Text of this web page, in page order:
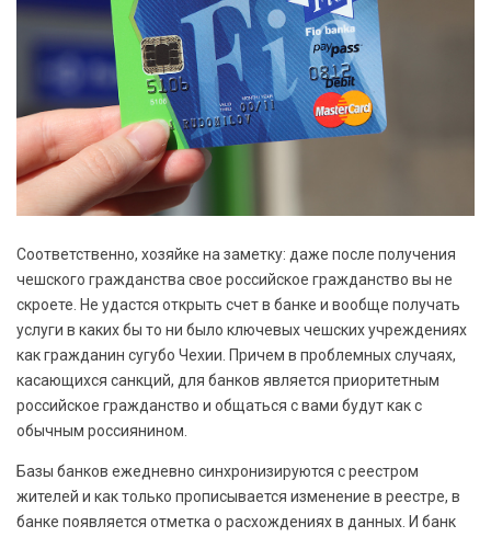
Соответственно, хозяйке на заметку: даже после получения
чешского гражданства свое российское гражданство вы не
скроете. Не удастся открыть счет в банке и вообще получать
услуги в каких бы то ни было ключевых чешских учреждениях
как гражданин сугубо Чехии. Причем в проблемных случаях,
касающихся санкций, для банков является приоритетным
российское гражданство и общаться с вами будут как с
обычным россиянином.
Базы банков ежедневно синхронизируются с реестром
жителей и как только прописывается изменение в реестре, в
банке появляется отметка о расхождениях в данных. И банк